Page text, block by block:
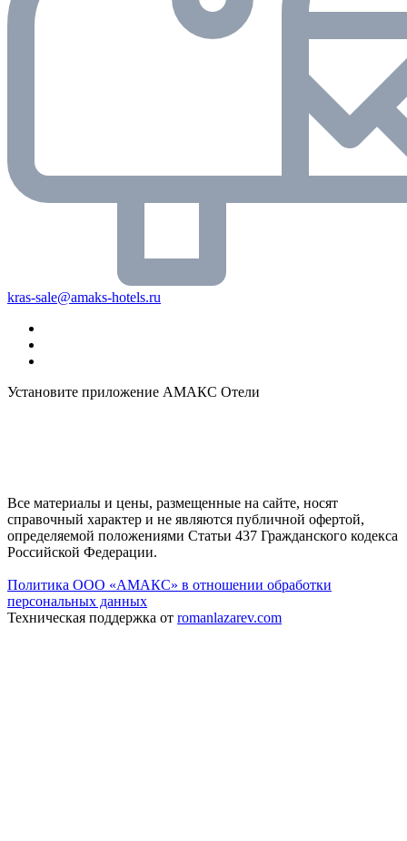
kras-sale@amaks-hotels.ru
Установите приложение АМАКС Отели
Все материалы и цены, размещенные на сайте, носят
справочный характер и не являются публичной офертой,
определяемой положениями Статьи 437 Гражданского кодекса
Российской Федерации.
Политика ООО «АМАКС» в отношении обработки
персональных данных
Техническая поддержка от romanlazarev.com